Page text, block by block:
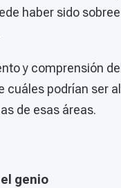
haber sido
y comprensión
cuáles podrían ser
de esas áreas.
genio